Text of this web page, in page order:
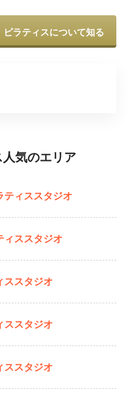
ピラティスについて知る
人気のエリア
ティススタジオ
ィススタジオ
ススタジオ
ススタジオ
ススタジオ